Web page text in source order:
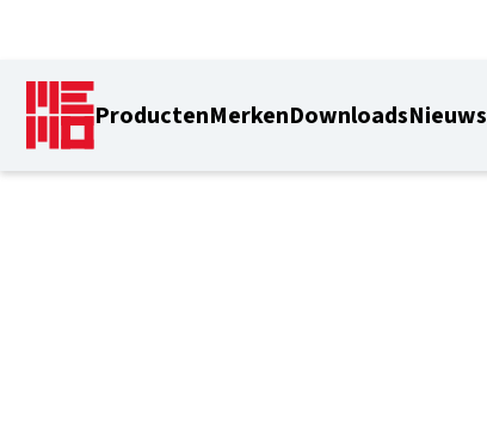
ProductenMerkenDownloadsNieuws